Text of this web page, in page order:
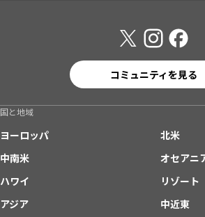
コミュニティを見る
国と地域
ヨーロッパ
北米
中南米
オセアニ
ハワイ
リゾート
アジア
中近東